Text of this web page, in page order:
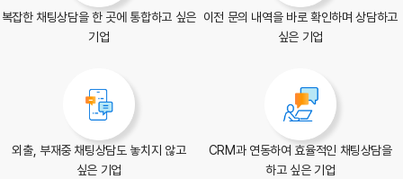
복잡한 채팅상담을한 곳에 통합하고 싶은
기업
이전 문의 내역을 바로 확인하며상담하고
싶은 기업
외출, 부재중 채팅상담도놓치지 않고
싶은 기업
CRM과 연동하여 효율적인 채팅상담을
하고 싶은 기업